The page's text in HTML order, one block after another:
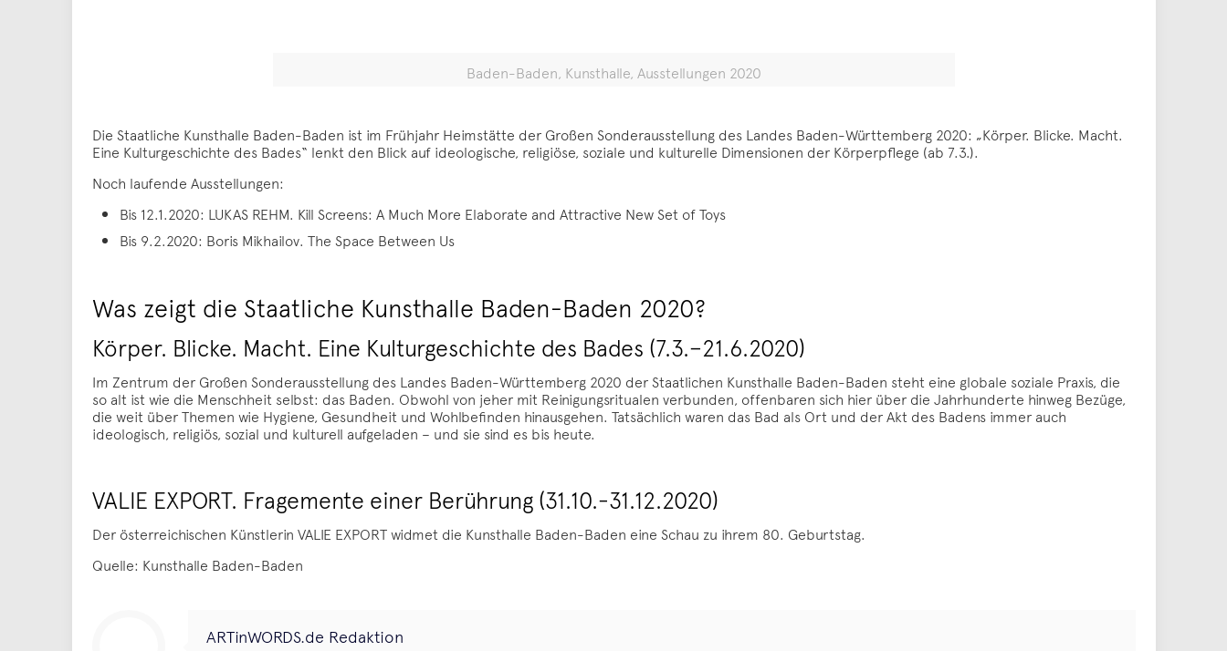
Baden-Baden, Kunsthalle, Ausstellungen 2020
Die Staatliche Kunsthalle Baden-Baden ist im Frühjahr Heimstätte der Großen Sonderausstellung des Landes Baden-Württemberg 2020: „Körper. Blicke. Macht.
Eine Kulturgeschichte des Bades“ lenkt den Blick auf ideologische, religiöse, soziale und kulturelle Dimensionen der Körperpflege (ab 7.3.).
Noch laufende Ausstellungen:
Bis 12.1.2020: LUKAS REHM. Kill Screens: A Much More Elaborate and Attractive New Set of Toys
Bis 9.2.2020: Boris Mikhailov. The Space Between Us
Was zeigt die Staatliche Kunsthalle Baden-Baden 2020?
Körper. Blicke. Macht. Eine Kulturgeschichte des Bades (7.3.–21.6.2020)
Im Zentrum der Großen Sonderausstellung des Landes Baden-Württemberg 2020 der Staatlichen Kunsthalle Baden-Baden steht eine globale soziale Praxis, die
so alt ist wie die Menschheit selbst: das Baden. Obwohl von jeher mit Reinigungsritualen verbunden, offenbaren sich hier über die Jahrhunderte hinweg Bezüge,
die weit über Themen wie Hygiene, Gesundheit und Wohlbefinden hinausgehen. Tatsächlich waren das Bad als Ort und der Akt des Badens immer auch
ideologisch, religiös, sozial und kulturell aufgeladen – und sie sind es bis heute.
VALIE EXPORT. Fragemente einer Berührung (31.10.-31.12.2020)
Der österreichischen Künstlerin VALIE EXPORT widmet die Kunsthalle Baden-Baden eine Schau zu ihrem 80. Geburtstag.
Quelle: Kunsthalle Baden-Baden
ARTinWORDS.de Redaktion